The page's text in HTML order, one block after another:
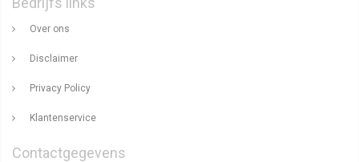
Over ons
Disclaimer
Privacy Policy
Klantenservice
Contactgegevens